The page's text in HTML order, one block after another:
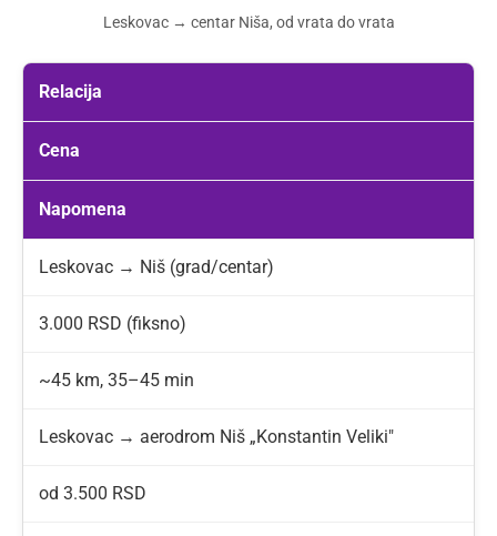
Leskovac → centar Niša, od vrata do vrata
Relacija
Cena
Napomena
Leskovac → Niš (grad/centar)
3.000 RSD (fiksno)
~45 km, 35–45 min
Leskovac → aerodrom Niš „Konstantin Veliki"
od 3.500 RSD